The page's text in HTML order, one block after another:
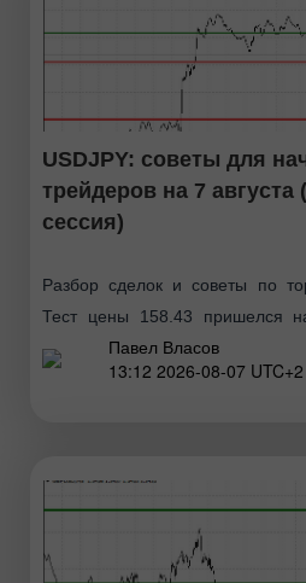
USDJPY: советы для
трейдеров на 7 августа
сессия)
Разбор сделок и советы по
Тест цены 158.43 пришелся
только начинал движение вверх
стало подтверждением
Павел Власов
13:12 2026-08-07 UTC+2